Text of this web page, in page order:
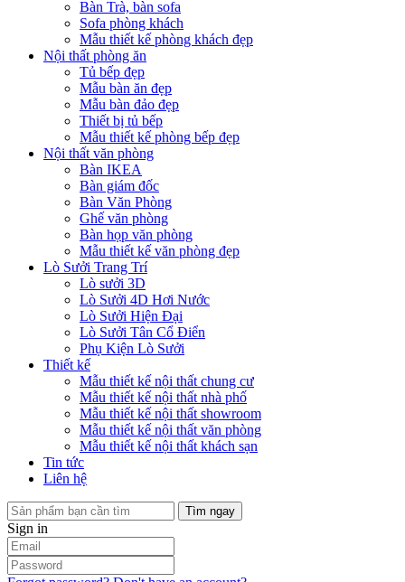
Bàn Trà, bàn sofa
Sofa phòng khách
Mẫu thiết kế phòng khách đẹp
Nội thất phòng ăn
Tủ bếp đẹp
Mẫu bàn ăn đẹp
Mẫu bàn đảo đẹp
Thiết bị tủ bếp
Mẫu thiết kế phòng bếp đẹp
Nội thất văn phòng
Bàn IKEA
Bàn giám đốc
Bàn Văn Phòng
Ghế văn phòng
Bàn họp văn phòng
Mẫu thiết kế văn phòng đẹp
Lò Sưởi Trang Trí
Lò sưởi 3D
Lò Sưởi 4D Hơi Nước
Lò Sưởi Hiện Đại
Lò Sưởi Tân Cổ Điển
Phụ Kiện Lò Sưởi
Thiết kế
Mẫu thiết kế nội thất chung cư
Mẫu thiết kế nội thất nhà phố
Mẫu thiết kế nội thất showroom
Mẫu thiết kế nội thất văn phòng
Mẫu thiết kế nội thất khách sạn
Tin tức
Liên hệ
Tìm ngay
Sign in